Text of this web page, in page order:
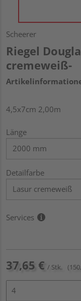
Scheerer
Riegel
cremeweiß-
4,5x7cm 2,00m
Länge
Detailfarbe
Services
37,65 € / Stk.